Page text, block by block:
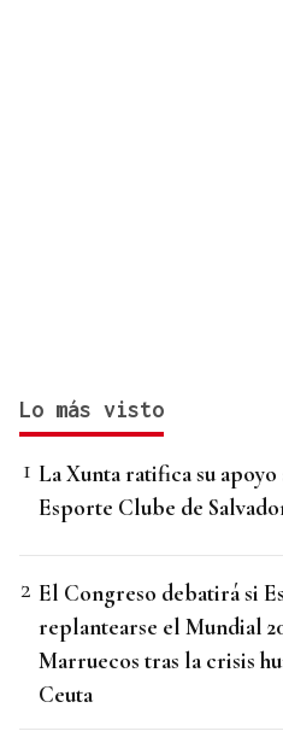
Lo más visto
La Xunta ratifica su
Esporte Clube de
El Congreso debatirá si
replantearse el Mundial
Marruecos tras la crisis
Ceuta